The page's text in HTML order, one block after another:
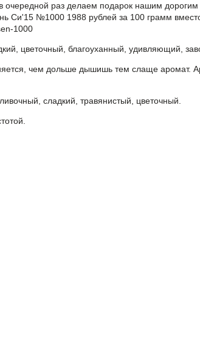
очередной раз делаем подарок нашим дорогим
Си'15 №1000 1988 рублей за 100 грамм
1000
цветочный, благоуханный, удивляющий,
чем дольше дышишь тем слаще аромат.
сладкий, травянистый, цветочный.